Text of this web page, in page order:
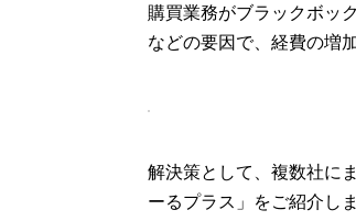
購買業務がブラックボッ
などの要因で、経費の増
解決策として、複数社に
ーるプラス」をご紹介しま